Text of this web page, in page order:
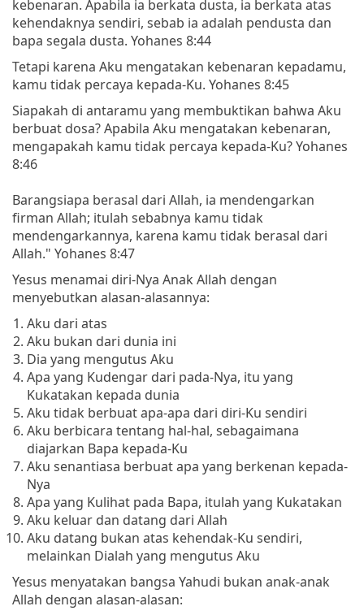
kebenaran. Apabila ia berkata dusta, ia berkata atas
kehendaknya sendiri, sebab ia adalah pendusta dan
bapa segala dusta. Yohanes 8:44
Tetapi karena Aku mengatakan kebenaran kepadamu,
kamu tidak percaya kepada-Ku. Yohanes 8:45
Siapakah di antaramu yang membuktikan bahwa Aku
berbuat dosa? Apabila Aku mengatakan kebenaran,
mengapakah kamu tidak percaya kepada-Ku? Yohanes
8:46
Barangsiapa berasal dari Allah, ia mendengarkan
firman Allah; itulah sebabnya kamu tidak
mendengarkannya, karena kamu tidak berasal dari
Allah." Yohanes 8:47
Yesus menamai diri-Nya Anak Allah dengan
menyebutkan alasan-alasannya:
Aku dari atas
Aku bukan dari dunia ini
Dia yang mengutus Aku
Apa yang Kudengar dari pada-Nya, itu yang
Kukatakan kepada dunia
Aku tidak berbuat apa-apa dari diri-Ku sendiri
Aku berbicara tentang hal-hal, sebagaimana
diajarkan Bapa kepada-Ku
Aku senantiasa berbuat apa yang berkenan kepada-
Nya
Apa yang Kulihat pada Bapa, itulah yang Kukatakan
Aku keluar dan datang dari Allah
Aku datang bukan atas kehendak-Ku sendiri,
melainkan Dialah yang mengutus Aku
Yesus menyatakan bangsa Yahudi bukan anak-anak
Allah dengan alasan-alasan: